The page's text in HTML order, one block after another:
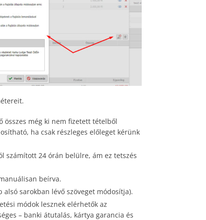
összes még ki nem fizetett tételből
ha csak részleges előleget kérünk
számított 24 órán belülre, ám ez tetszés
beírva.
sarokban lévő szöveget módosítja).
módok lesznek elérhetők az
– banki átutalás, kártya garancia és